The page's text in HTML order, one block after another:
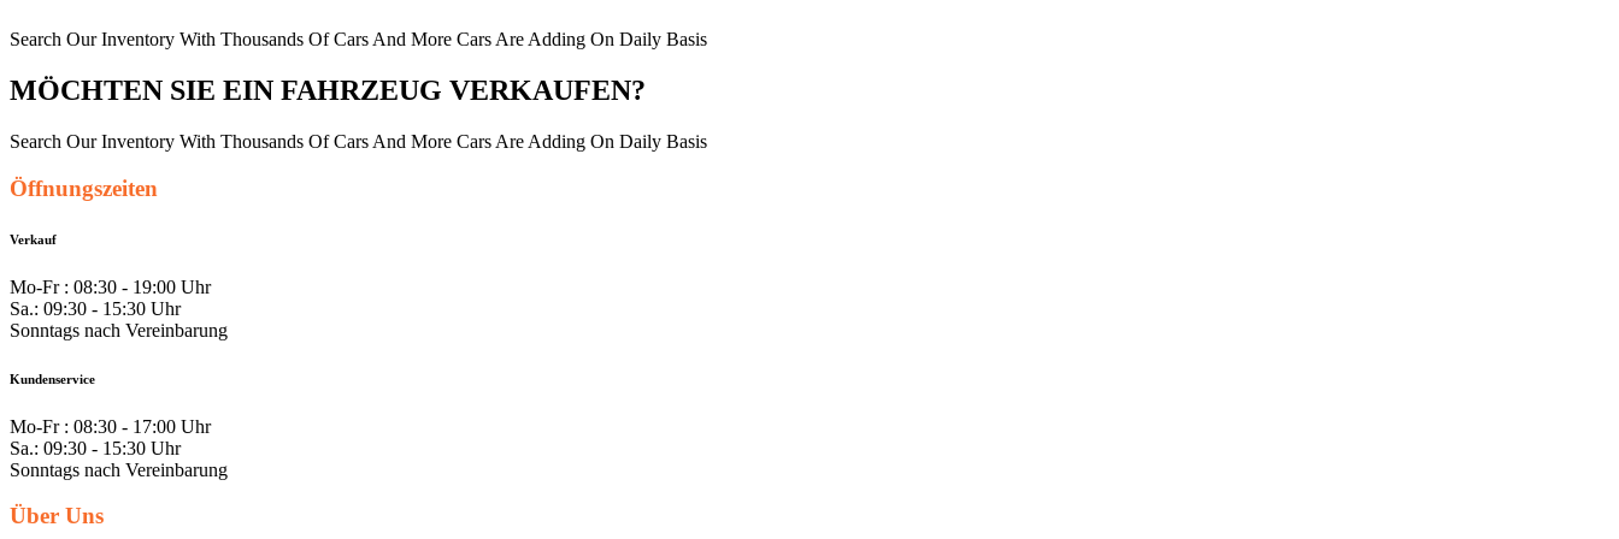
Search Our Inventory With Thousands Of Cars And More Cars Are Adding On Daily Basis
MÖCHTEN SIE EIN FAHRZEUG VERKAUFEN?
Search Our Inventory With Thousands Of Cars And More Cars Are Adding On Daily Basis
Öffnungszeiten
Verkauf
Mo-Fr : 08:30 - 19:00 Uhr
Sa.: 09:30 - 15:30 Uhr
Sonntags nach Vereinbarung
Kundenservice
Mo-Fr : 08:30 - 17:00 Uhr
Sa.: 09:30 - 15:30 Uhr
Sonntags nach Vereinbarung
Über Uns